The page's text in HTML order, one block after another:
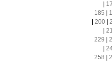
185
200|
229
258